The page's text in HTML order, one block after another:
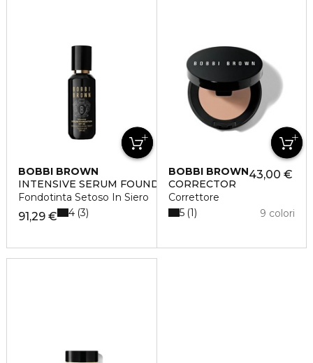
BOBBI BROWN
INTENSIVE SERUM FOUNDATION
Fondotinta Setoso In Siero
91,29 € 4 3
BOBBI BROWN
CORRECTOR
Correttore
43,00 €
9 colori
5 1